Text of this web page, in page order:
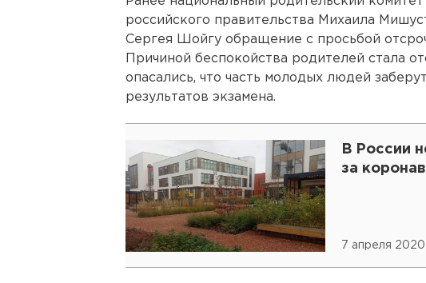
российского правительства Михаила
Сергея Шойгу обращение с просьбой
Причиной беспокойства родителей стала
опасались, что часть молодых людей
результатов экзамена.
В России
за
7 апреля 2020 в